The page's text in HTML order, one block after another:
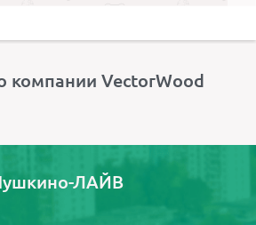
компании VectorWood
ЛАЙВ